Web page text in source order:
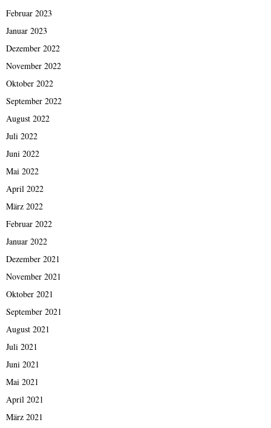
Februar 2023
Januar 2023
Dezember 2022
November 2022
Oktober 2022
September 2022
August 2022
Juli 2022
Juni 2022
Mai 2022
April 2022
März 2022
Februar 2022
Januar 2022
Dezember 2021
November 2021
Oktober 2021
September 2021
August 2021
Juli 2021
Juni 2021
Mai 2021
April 2021
März 2021